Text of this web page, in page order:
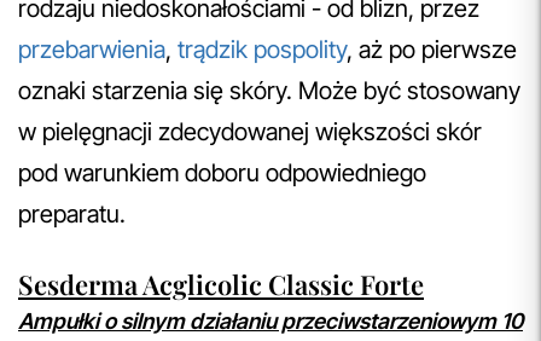
rodzaju niedoskonałościami - od blizn, przez
przebarwienia, trądzik pospolity, aż po pierwsze
oznaki starzenia się skóry. Może być stosowany
w pielęgnacji zdecydowanej większości skór
pod warunkiem doboru odpowiedniego
preparatu.
Sesderma Acglicolic Classic Forte
Ampułki o silnym działaniu przeciwstarzeniowym 10